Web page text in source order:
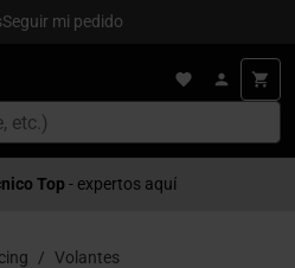
Seguir mi pedido
Top - expertos aquí
Volantes